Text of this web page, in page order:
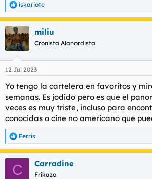
R
e
a
c
c
i
e
:
iskariote
miliu
Cronista Alanordista
12 Jul 2023
Yo tengo la cartelera en favoritos y
semanas. Es jodido pero es que el
veces es muy triste, incluso para
conocidas o cine no americano que
R
e
a
Ferris
C Carradine
Frikazo